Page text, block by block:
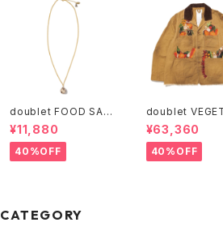
doublet FOOD SAM
PLE CHAIN NECKLA
CE EGG (Gold)
¥11,880
40%OFF
doublet VEGETABLE
EMBROIDERY
JACKET
¥63,360
40%OFF
CATEGORY